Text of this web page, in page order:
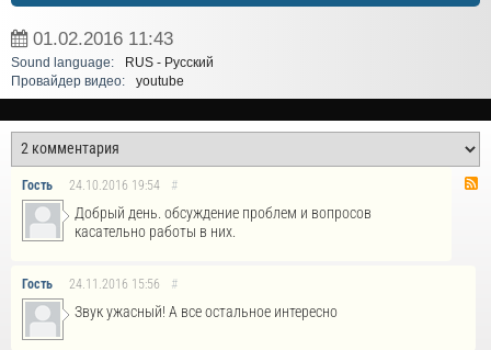
01.02.2016 11:43
Sound language:
RUS - Русский
Провайдер видео:
youtube
Гость 24.10.2016 19:54 #
Добрый день. обсуждение проблем и вопросов
касательно работы в них.
Гость 24.11.2016 15:56 #
Звук ужасный! А все остальное интересно